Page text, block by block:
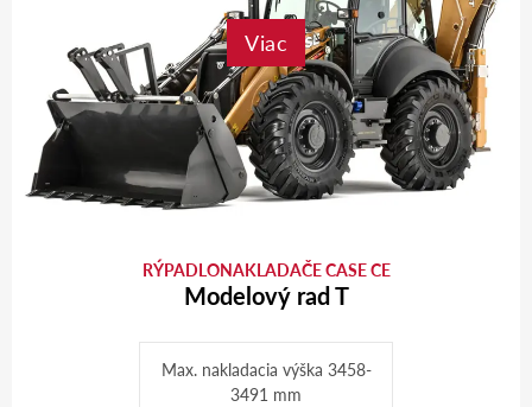
Viac
RÝPADLONAKLADAČE CASE CE
Modelový rad T
Max. nakladacia výška 3458-
3491 mm